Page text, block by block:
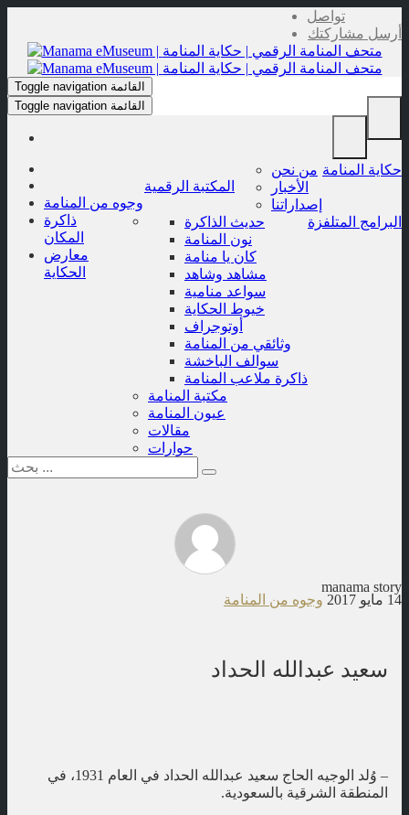
content
تواصل
أرسل مشاركتك
Toggle navigation القائمة
Toggle navigation القائمة
حكاية المنامة من نحن
الأخبار
إصداراتنا
المكتبة الرقمية
البرامج المتلفزة
حديث الذاكرة
نون المنامة
كان يا منامة
مشاهد وشاهد
سواعد منامية
خيوط الحكاية
أوتوجراف
وثائقي من المنامة
سوالف الباخشة
ذاكرة ملاعب المنامة
مكتبة المنامة
عيون المنامة
مقالات
حوارات
وجوه من المنامة
ذاكرة
المكان
معارض
الحكاية
manama story
14 مايو 2017
وجوه من المنامة
سعيد عبدالله الحداد
– وُلد الوجيه الحاج سعيد عبدالله الحداد في العام 1931، في
المنطقة الشرقية بالسعودية.